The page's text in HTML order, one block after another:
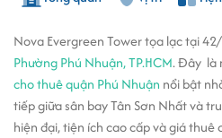
Nova Evergreen Tower tọa lạc tại
Phường Phú Nhuận, TP.HCM. Đây là
cho thuê quận Phú Nhuận nổi bật
tiếp giữa sân bay Tân Sơn Nhất và
hiện đại, tiện ích cao cấp và giá